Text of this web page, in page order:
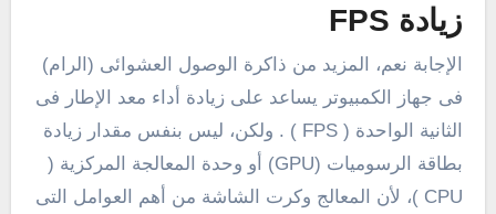
زيادة FPS
الإجابة نعم، المزيد من ذاكرة الوصول العشوائى (الرام)
فى جهاز الكمبيوتر يساعد على زيادة أداء معد الإطار فى
الثانية الواحدة ( FPS ) . ولكن، ليس بنفس مقدار زيادة
بطاقة الرسوميات (GPU) أو وحدة المعالجة المركزية (
CPU )، لأن المعالج وكرت الشاشة من أهم العوامل التى